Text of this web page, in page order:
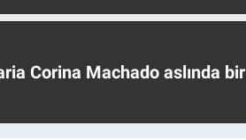
Corina Machado aslında bir